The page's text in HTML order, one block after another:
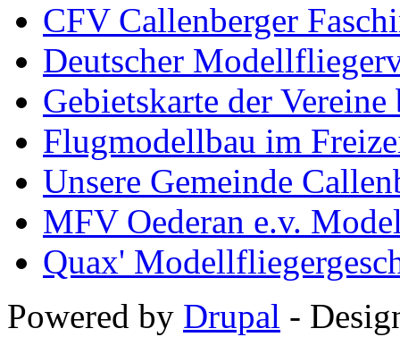
CFV Callenberger
Deutscher
Gebietskarte der
Flugmodellbau im
Unsere Gemeinde
MFV Oederan e.v.
Quax'
Powered by Drupal -